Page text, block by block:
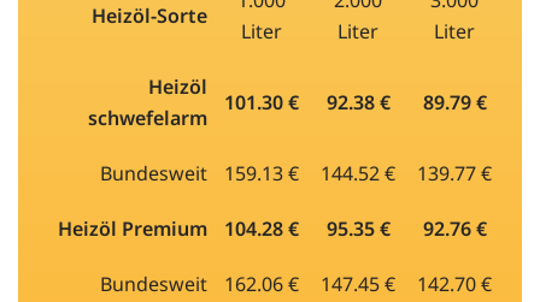
Heizöl-Sorte
Liter
Liter
Liter
Heizöl
schwefelarm
101.30 € 92.38 € 89.79 €
Bundesweit 159.13 € 144.52 € 139.77 €
Heizöl Premium 104.28 € 95.35 € 92.76 €
Bundesweit 162.06 € 147.45 € 142.70 €